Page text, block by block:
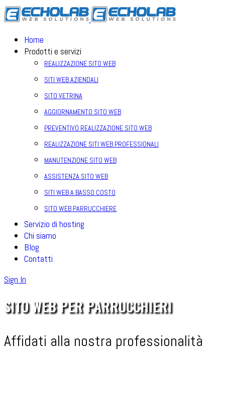
Home
Prodotti e servizi
REALIZZAZIONE SITO WEB
SITI WEB AZIENDALI
SITO VETRINA
AGGIORNAMENTO SITO WEB
PREVENTIVO REALIZZAZIONE SITO WEB
REALIZZAZIONE SITI WEB PROFESSIONALI
MANUTENZIONE SITO WEB
ASSISTENZA SITO WEB
SITI WEB A BASSO COSTO
SITO WEB PARRUCCHIERE
Servizio di hosting
Chi siamo
Blog
Contatti
Sign In
SITO WEB PER PARRUCCHIERI
Affidati alla nostra professionalità